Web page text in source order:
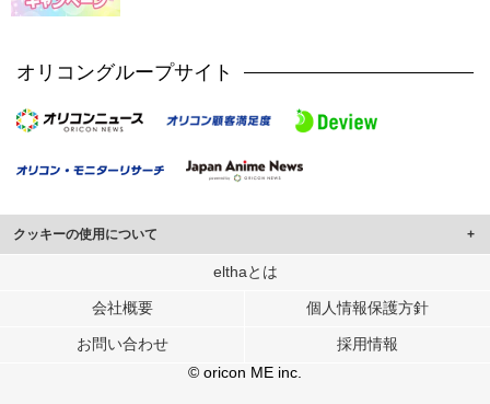
オリコングループサイト
クッキーの使用について
このサイトでは Cookie を使用して、ユーザーに合わせたコンテンツや広告の
行っています。
メディアや広告配信、データ解析の各パートナーに提供しています。
各パートナーは、この情報とユーザーが各パートナーに提供した他の情報や、
ユーザーが各パートナーのサービスを使用したときに収集した他の情報を組み
elthaとは
会社概要 個人情報保護方針
お問い合わせ
採用情報
© oricon ME inc.